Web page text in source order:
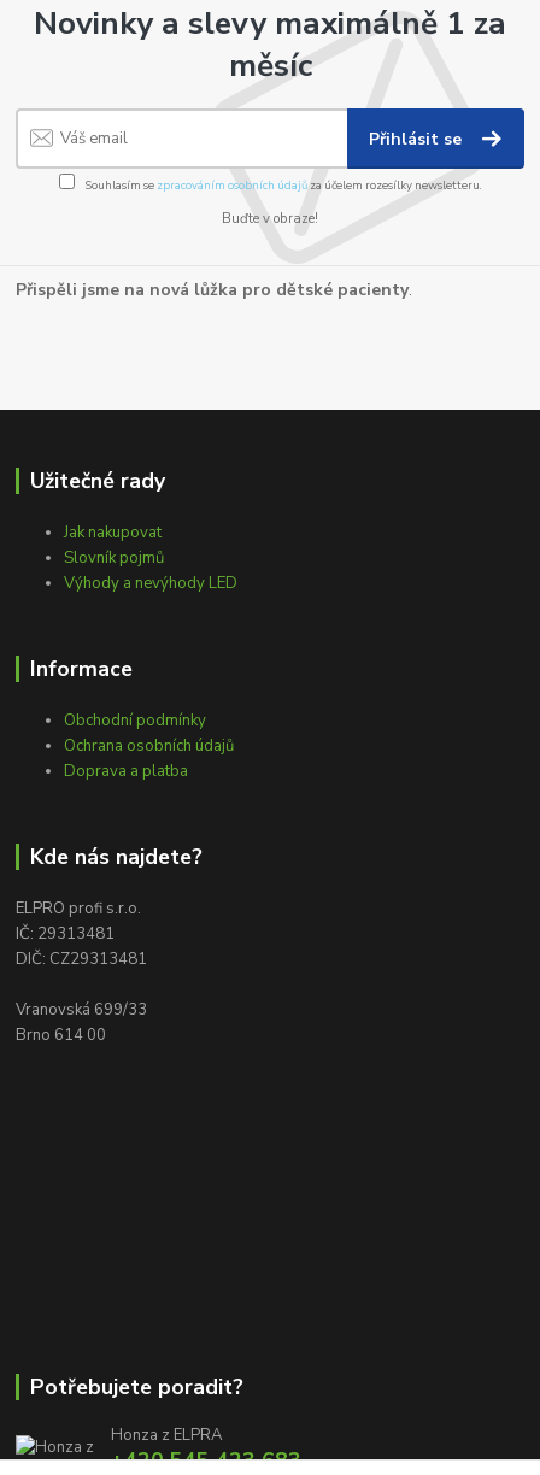
Novinky a slevy maximálně 1 za
měsíc
Přihlásit se
Souhlasím se zpracováním osobních údajůza účelem rozesílky newsletteru.
Buďte v obraze!
Přispěli jsme na nová lůžka pro dětské pacienty.
Užitečné rady
Jak nakupovat
Slovník pojmů
Výhody a nevýhody LED
Informace
Obchodní podmínky
Ochrana osobních údajů
Doprava a platba
Kde nás najdete?
ELPRO profi s.r.o.
IČ: 29313481
DIČ: CZ29313481
Vranovská 699/33
Brno 614 00
Potřebujete poradit?
Honza z ELPRA
+420 545 423 683